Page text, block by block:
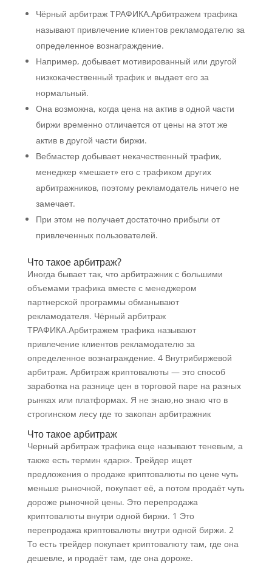
Чёрный арбитраж ТРАФИКА.Арбитражем трафика
называют привлечение клиентов рекламодателю за
определенное вознаграждение.
Например, добывает мотивированный или другой
низкокачественный трафик и выдает его за
нормальный.
Она возможна, когда цена на актив в одной части
биржи временно отличается от цены на этот же
актив в другой части биржи.
Вебмастер добывает некачественный трафик,
менеджер «мешает» его с трафиком других
арбитражников, поэтому рекламодатель ничего не
замечает.
При этом не получает достаточно прибыли от
привлеченных пользователей.
Что такое арбитраж?
Иногда бывает так, что арбитражник с большими
объемами трафика вместе с менеджером
партнерской программы обманывают
рекламодателя. Чёрный арбитраж
ТРАФИКА.Арбитражем трафика называют
привлечение клиентов рекламодателю за
определенное вознаграждение. 4 Внутрибиржевой
арбитраж. Арбитраж криптовалюты — это способ
заработка на разнице цен в торговой паре на разных
рынках или платформах. Я не знаю,но знаю что в
строгинском лесу где то закопан арбитражник
Что такое арбитраж
Черный арбитраж трафика еще называют теневым, а
также есть термин «дарк». Трейдер ищет
предложения о продаже криптовалюты по цене чуть
меньше рыночной, покупает её, а потом продаёт чуть
дороже рыночной цены. Это перепродажа
криптовалюты внутри одной биржи. 1 Это
перепродажа криптовалюты внутри одной биржи. 2
То есть трейдер покупает криптовалюту там, где она
дешевле, и продаёт там, где она дороже.